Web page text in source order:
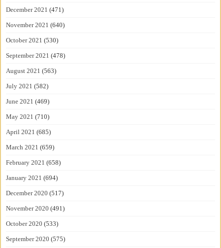
December 2021 (471)
November 2021 (640)
October 2021 (530)
September 2021 (478)
August 2021 (563)
July 2021 (582)
June 2021 (469)
May 2021 (710)
April 2021 (685)
March 2021 (659)
February 2021 (658)
January 2021 (694)
December 2020 (517)
November 2020 (491)
October 2020 (533)
September 2020 (575)